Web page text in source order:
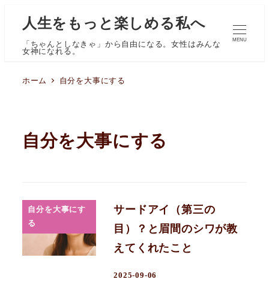
人生をもっと楽しめる私へ
「ちゃんとしなきゃ」から自由になる。女性はみんな
女神になれる。
MENU
ホーム 自分を大事にする
自分を大事にする
自分を大事にす
る
サードアイ（第三の
目）？と眉間のシワが教
えてくれたこと
2025-09-06